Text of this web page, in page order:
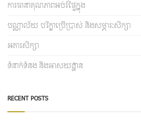
ការធានាគុណភាពអប់រំផ្ទៃក្នុង
បណ្ណាល័យ បរិក្ខាប្រើប្រាស់ និងសម្ភារៈសិក្សា
អគារសិក្សា
ទំនាក់ទំនង និងអាសយដ្ឋាន
RECENT POSTS